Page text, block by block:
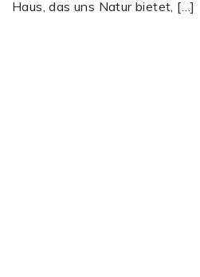
Haus, das uns Natur bietet, […]